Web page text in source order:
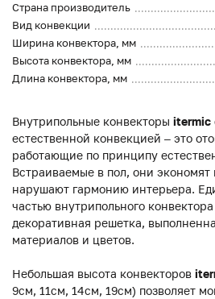
Страна производитель
Вид конвекции
Ширина конвектора, мм
Высота конвектора, мм
Длина конвектора, мм
Внутрипольные конвекторы itermic
естественной конвекцией – это
работающие по принципу
Встраиваемые в пол, они экономят
нарушают гармонию интерьера.
частью внутрипольного
декоративная решетка,
материалов и цветов.
Небольшая высота конвекторов
9см, 11см, 14см, 19см) позволяет